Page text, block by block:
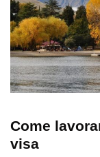
Come
visa